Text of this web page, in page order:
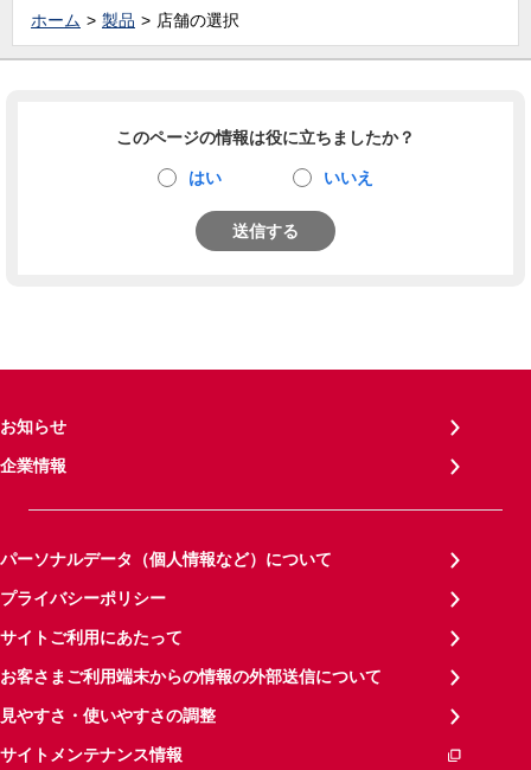
ホーム 製品 店舗の選択
このページの情報は役に立ちましたか？
はい いいえ
送信する
お知らせ
企業情報
パーソナルデータ（個人情報など）について
プライバシーポリシー
サイトご利用にあたって
お客さまご利用端末からの情報の外部送信について
見やすさ・使いやすさの調整
サイトメンテナンス情報